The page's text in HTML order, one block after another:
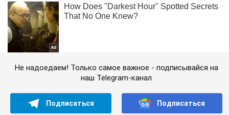
Не надоедаем! Только самое важное - подписывайся на
наш Telegram-канал
Подписаться Подписаться